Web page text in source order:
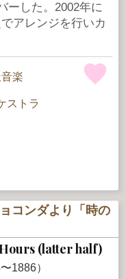
ーした。2002年に
アレンジを行いカ
楽
ストラ
コンダより「時の
(latter half)
1886）